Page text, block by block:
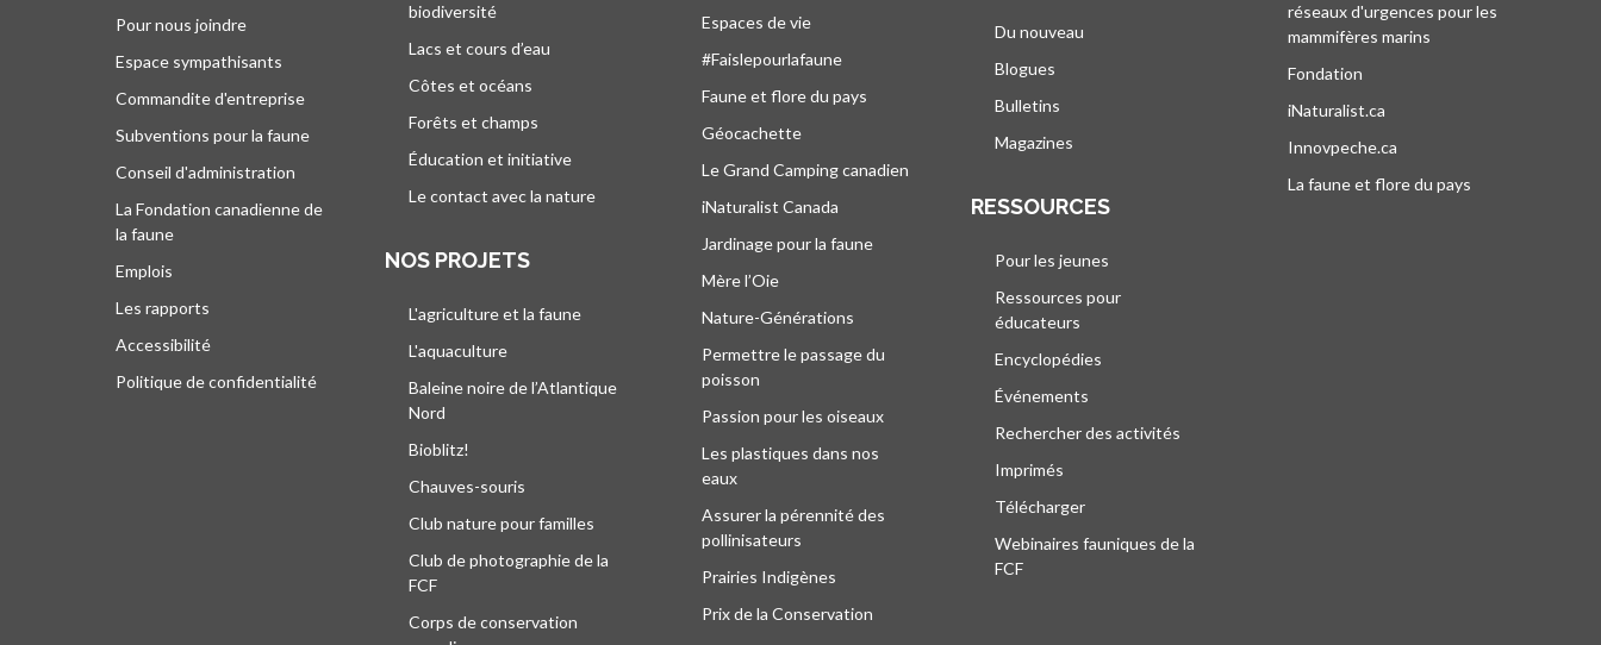
Pour nous joindre
Espace sympathisants
Commandite d'entreprise
Subventions pour la faune
Conseil d'administration
La Fondation canadienne de
la faune
Emplois
Les rapports
Accessibilité
Politique de confidentialité
biodiversité
Lacs et cours d’eau
Côtes et océans
Forêts et champs
Éducation et initiative
Le contact avec la nature
NOS PROJETS
L'agriculture et la faune
L'aquaculture
Baleine noire de l’Atlantique
Nord
Bioblitz!
Chauves-souris
Club nature pour familles
Club de photographie de la
FCF
Corps de conservation
Espaces de vie
#Faislepourlafaune
Faune et flore du pays
Géocachette
Le Grand Camping canadien
iNaturalist Canada
Jardinage pour la faune
Mère l’Oie
Nature-Générations
Permettre le passage du
poisson
Passion pour les oiseaux
Les plastiques dans nos
eaux
Assurer la pérennité des
pollinisateurs
Prairies Indigènes
Prix de la Conservation
Du nouveau
Blogues
Bulletins
Magazines
RESSOURCES
Pour les jeunes
Ressources pour
éducateurs
Encyclopédies
Événements
Rechercher des activités
Imprimés
Télécharger
Webinaires fauniques de la
FCF
réseaux d'urgences pour les
mammifères marins
Fondation
iNaturalist.ca
Innovpeche.ca
La faune et flore du pays